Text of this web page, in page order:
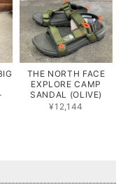
THE NORTH FACE
EXPLORE CAMP
SANDAL (OLIVE)
¥12,144